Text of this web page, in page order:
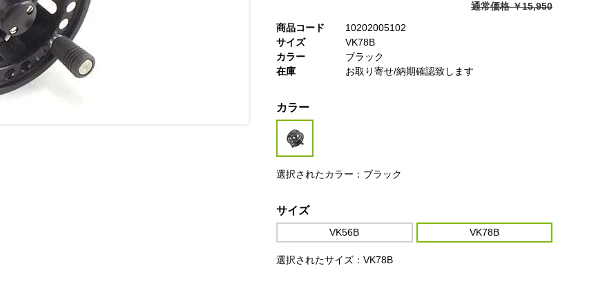
通常価格 ￥15,950
商品コード
10202005102
サイズ
VK78B
カラー
ブラック
在庫
お取り寄せ/納期確認致します
カラー
選択されたカラー：ブラック
サイズ
VK56B VK78B
選択されたサイズ：VK78B